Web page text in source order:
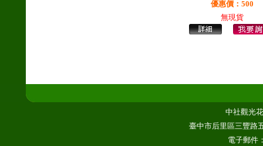
優惠價：500
無現貨
中社觀光
臺中市后里區三豐路
電子郵件